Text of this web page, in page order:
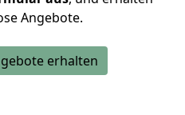
Angebote.
erhalten